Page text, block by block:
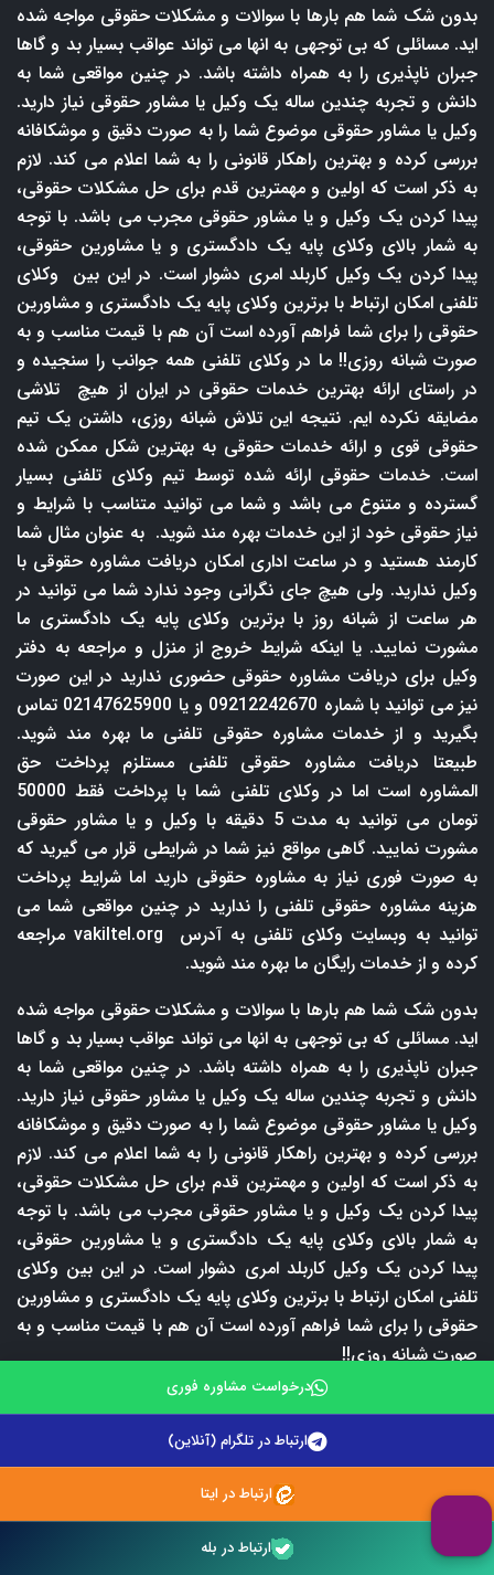
بدون شک شما هم بارها با سوالات و مشکلات حقوقی مواجه شده
اید. مسائلی که بی توجهی به انها می تواند عواقب بسیار بد و گاها
جبران ناپذیری را به همراه داشته باشد. در چنین مواقعی شما به
دانش و تجربه چندین ساله یک وکیل یا مشاور حقوقی نیاز دارید.
وکیل یا مشاور حقوقی موضوع شما را به صورت دقیق و موشکافانه
بررسی کرده و بهترین راهکار قانونی را به شما اعلام می کند. لازم
به ذکر است که اولین و مهمترین قدم برای حل مشکلات حقوقی،
پیدا کردن یک وکیل و یا مشاور حقوقی مجرب می باشد. با توجه
به شمار بالای وکلای پایه یک دادگستری و یا مشاورین حقوقی،
پیدا کردن یک وکیل کاربلد امری دشوار است. در این بین وکلای
تلفنی امکان ارتباط با برترین وکلای پایه یک دادگستری و مشاورین
حقوقی را برای شما فراهم آورده است آن هم با قیمت مناسب و به
صورت شبانه روزی!! ما در وکلای تلفنی همه جوانب را سنجیده و
در راستای ارائه بهترین خدمات حقوقی در ایران از هیچ تلاشی
مضایقه نکرده ایم. نتیجه این تلاش شبانه روزی، داشتن یک تیم
حقوقی قوی و ارائه خدمات حقوقی به بهترین شکل ممکن شده
است. خدمات حقوقی ارائه شده توسط تیم وکلای تلفنی بسیار
گسترده و متنوع می باشد و شما می توانید متناسب با شرایط و
نیاز حقوقی خود از این خدمات بهره مند شوید. به عنوان مثال شما
کارمند هستید و در ساعت اداری امکان دریافت مشاوره حقوقی با
وکیل ندارید. ولی هیچ جای نگرانی وجود ندارد شما می توانید در
هر ساعت از شبانه روز با برترین وکلای پایه یک دادگستری ما
مشورت نمایید. یا اینکه شرایط خروج از منزل و مراجعه به دفتر
وکیل برای دریافت مشاوره حقوقی حضوری ندارید در این صورت
نیز می توانید با شماره 09212242670 و یا 02147625900 تماس
بگیرید و از خدمات مشاوره حقوقی تلفنی ما بهره مند شوید.
طبیعتا دریافت مشاوره حقوقی تلفنی مستلزم پرداخت حق
المشاوره است اما در وکلای تلفنی شما با پرداخت فقط 50000
تومان می توانید به مدت 5 دقیقه با وکیل و یا مشاور حقوقی
مشورت نمایید. گاهی مواقع نیز شما در شرایطی قرار می گیرید که
به صورت فوری نیاز به مشاوره حقوقی دارید اما شرایط پرداخت
هزینه مشاوره حقوقی تلفنی را ندارید در چنین مواقعی شما می
توانید به وبسایت وکلای تلفنی به آدرس
vakiltel.org مراجعه
کرده و از خدمات رایگان ما بهره مند شوید.
بدون شک شما هم بارها با سوالات و مشکلات حقوقی مواجه شده
اید. مسائلی که بی توجهی به انها می تواند عواقب بسیار بد و گاها
جبران ناپذیری را به همراه داشته باشد. در چنین مواقعی شما به
دانش و تجربه چندین ساله یک وکیل یا مشاور حقوقی نیاز دارید.
وکیل یا مشاور حقوقی موضوع شما را به صورت دقیق و موشکافانه
بررسی کرده و بهترین راهکار قانونی را به شما اعلام می کند. لازم
به ذکر است که اولین و مهمترین قدم برای حل مشکلات حقوقی،
پیدا کردن یک وکیل و یا مشاور حقوقی مجرب می باشد. با توجه
به شمار بالای وکلای پایه یک دادگستری و یا مشاورین حقوقی،
پیدا کردن یک وکیل کاربلد امری دشوار است. در این بین وکلای
تلفنی امکان ارتباط با برترین وکلای پایه یک دادگستری و مشاورین
حقوقی را برای شما فراهم آورده است آن هم با قیمت مناسب و به
صورت شبانه روزی!!
ما در وکلای تلفنی همه جوانب را سنجیده و در راستای ارائه
بهترین خدمات حقوقی در ایران از هیچ تلاشی مضایقه نکرده ایم.
نتیجه این تلاش شبانه روزی، داشتن یک تیم حقوقی قوی و ارائه
خدمات حقوقی به بهترین شکل ممکن شده است. خدمات حقوقی
ارائه شده توسط تیم وکلای تلفنی بسیار گسترده و متنوع می باشد
و شما می توانید متناسب با شرایط و نیاز حقوقی خود از این
درخواست مشاوره فوری
ارتباط در تلگرام (آنلاین)
ارتباط در ایتا
ارتباط در بله